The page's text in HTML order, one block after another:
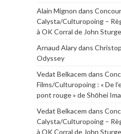
Alain Mignon dans
Calysta/Culturopoing –
à OK Corral de John
Arnaud Alarydans
Odyssey
Vedat Belkacem dans
Films/Culturopoing : « De
pont rouge » de Shōhei
Vedat Belkacem dans
Calysta/Culturopoing –
à OK Corral de John